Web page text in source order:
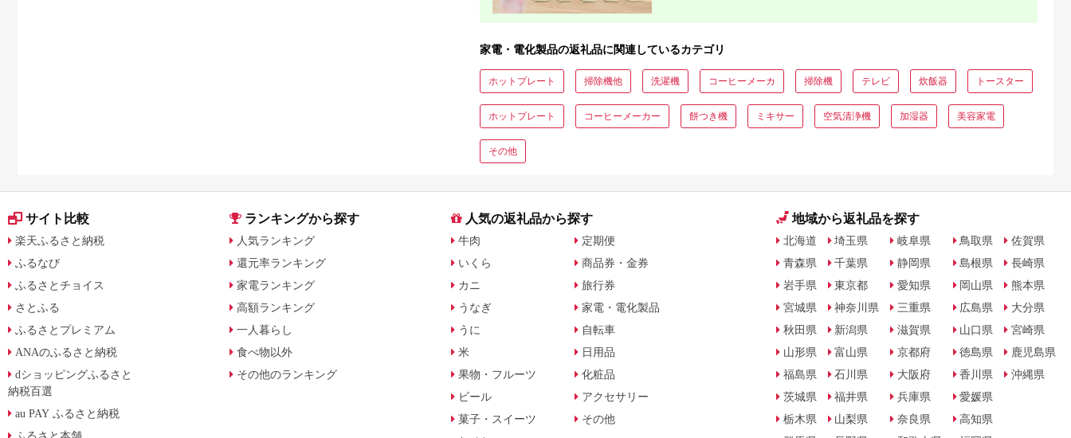
家電・電化製品の返礼品に関連しているカテゴリ
ホットプレート 掃除機他 洗濯機 コーヒーメーカ 掃除機 テレビ 炊飯器 トースター
ホットプレート コーヒーメーカー 餅つき機 ミキサー 空気清浄機 加湿器 美容家電
その他
サイト比較
楽天ふるさと納税
ふるなび
ふるさとチョイス
さとふる
ふるさとプレミアム
ANAのふるさと納税
dショッピングふるさと
納税百選
au PAY ふるさと納税
ふるさと本舗
ランキングから探す
人気ランキング
還元率ランキング
家電ランキング
高額ランキング
一人暮らし
食べ物以外
その他のランキング
人気の返礼品から探す
牛肉
いくら
カニ
うなぎ
うに
米
果物・フルーツ
ビール
菓子・スイーツ
定期便
商品券・金券
旅行券
家電・電化製品
自転車
日用品
化粧品
アクセサリー
その他
地域から返礼品を探す
北海道
青森県
岩手県
宮城県
秋田県
山形県
福島県
茨城県
栃木県
埼玉県
千葉県
東京都
神奈川県
新潟県
富山県
石川県
福井県
山梨県
岐阜県
静岡県
愛知県
三重県
滋賀県
京都府
大阪府
兵庫県
奈良県
鳥取県
島根県
岡山県
広島県
山口県
徳島県
香川県
愛媛県
高知県
佐賀県
長崎県
熊本県
大分県
宮崎県
鹿児島県
沖縄県